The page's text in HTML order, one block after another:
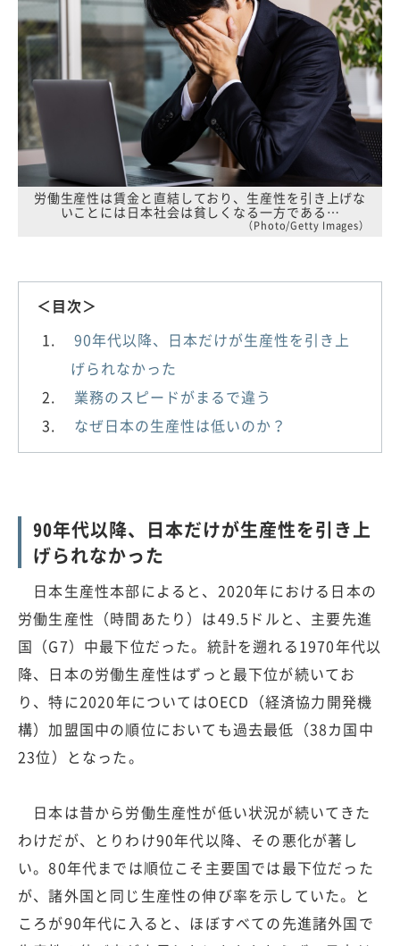
労働生産性は賃金と直結しており、生産性を引き上げな
いことには日本社会は貧しくなる一方である…
（Photo/Getty Images）
＜目次＞
90年代以降、日本だけが生産性を引き上
げられなかった
業務のスピードがまるで違う
なぜ日本の生産性は低いのか？
90年代以降、日本だけが生産性を引き上
げられなかった
日本生産性本部によると、2020年における日本の
労働生産性（時間あたり）は49.5ドルと、主要先進
国（G7）中最下位だった。統計を遡れる1970年代以
降、日本の労働生産性はずっと最下位が続いてお
り、特に2020年についてはOECD（経済協力開発機
構）加盟国中の順位においても過去最低（38カ国中
23位）となった。
日本は昔から労働生産性が低い状況が続いてきた
わけだが、とりわけ90年代以降、その悪化が著し
い。80年代までは順位こそ主要国では最下位だった
が、諸外国と同じ生産性の伸び率を示していた。と
ころが90年代に入ると、ほぼすべての先進諸外国で